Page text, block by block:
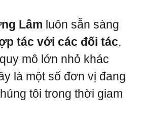
Lâm luôn sẵn sàng
tác với các đối tác,
mô lớn nhỏ khác
là một số đơn vị đang
tôi trong thời giam